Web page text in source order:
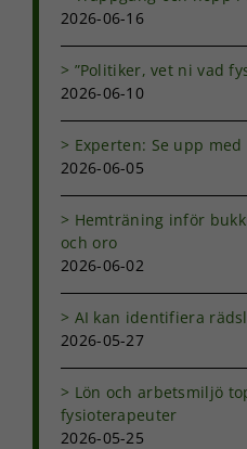
2026-06-16
”Politiker, vet ni vad
2026-06-10
Experten: Se upp
2026-06-05
Hemträning inför
och oro
2026-06-02
AI kan identifiera
2026-05-27
Lön och arbetsmiljö
fysioterapeuter
2026-05-25